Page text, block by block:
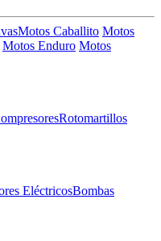
Motos Caballito Motos
Motos Enduro Motos
Rotomartillos
EléctricosBombas